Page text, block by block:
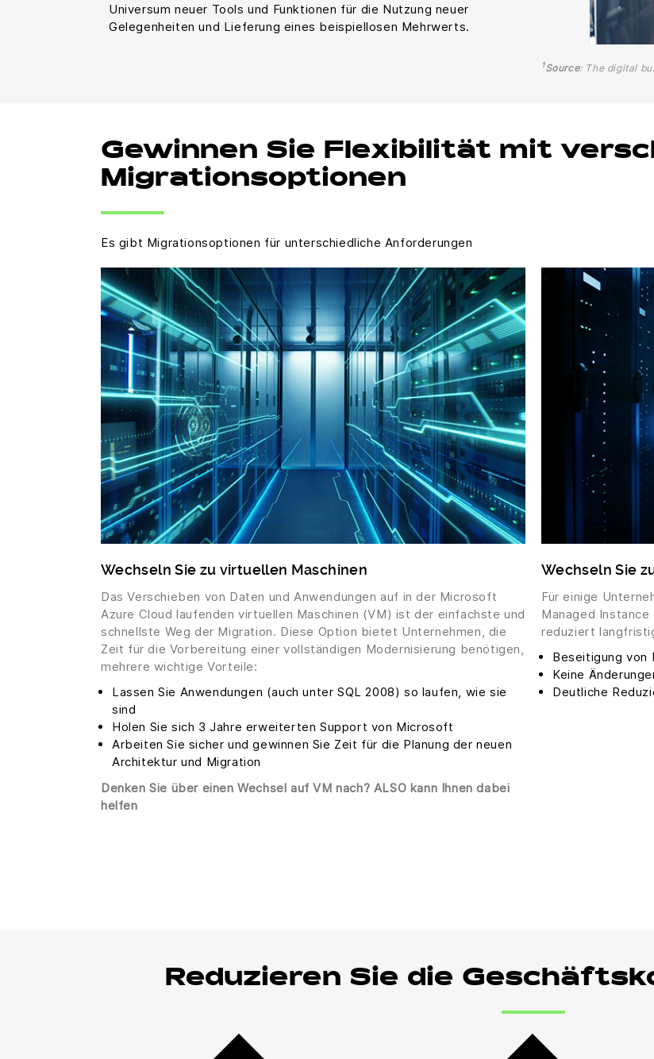
Universum neuer Tools und Funktionen für die Nutzung neuer
Gelegenheiten und Lieferung eines beispiellosen Mehrwerts.
1Source: The digital
Gewinnen Sie Flexibilität mit
Migrationsoptionen
Es gibt Migrationsoptionen für unterschiedliche Anforderungen
Wechseln Sie zu virtuellen Maschinen
Das Verschieben von Daten und Anwendungen auf in der Microsoft
Azure Cloud laufenden virtuellen Maschinen (VM) ist der einfachste und
schnellste Weg der Migration. Diese Option bietet Unternehmen, die
Zeit für die Vorbereitung einer vollständigen Modernisierung benötigen,
mehrere wichtige Vorteile:
Lassen Sie Anwendungen (auch unter SQL 2008) so laufen, wie sie
sind
Holen Sie sich 3 Jahre erweiterten Support von Microsoft
Arbeiten Sie sicher und gewinnen Sie Zeit für die Planung der neuen
Architektur und Migration
Denken Sie über einen Wechsel auf VM nach? ALSO kann Ihnen dabei
helfen
Wechseln Sie
Für einige
Managed
reduziert
Beseitigung von
Keine
Deutliche
Reduzieren Sie die